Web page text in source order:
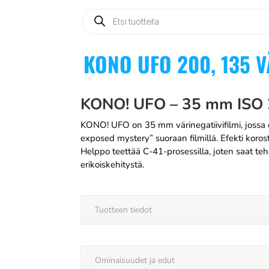
Products
search
KONO UFO 200, 135
KONO! UFO – 35 mm
KONO! UFO on 35 mm värinegatiivifilmi,
exposed mystery” suoraan filmillä. Efekti
Helppo teettää C-41-prosessilla, joten saat
erikoiskehitystä.
Tuotteen tiedot
Ominaisuudet ja edut